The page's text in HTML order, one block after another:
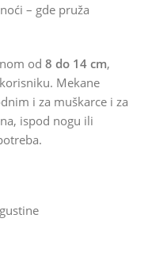
– gde pruža
od 8 do 14 cm,
Mekane
i za muškarce i za
ispod nogu ili